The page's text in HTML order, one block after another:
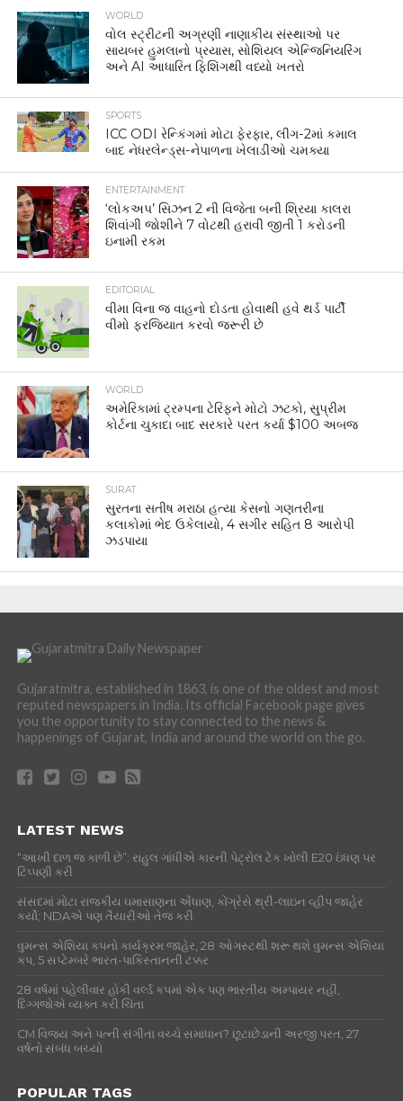
WORLD
વોલ સ્ટ્રીટની અગ્રણી નાણાકીય સંસ્થાઓ પર
સાયબર હુમલાનો પ્રયાસ, સોશિયલ એન્જિનિયરિંગ
અને AI આધારિત ફિશિંગથી વધ્યો ખતરો
SPORTS
ICC ODI રેન્કિંગમાં મોટા ફેરફાર, લીગ-2માં કમાલ
બાદ નેધરલેન્ડ્સ-નેપાળના ખેલાડીઓ ચમક્યા
ENTERTAINMENT
‘લોકઅપ’ સિઝન 2 ની વિજેતા બની શ્રિયા કાલરા
શિવાંગી જોશીને 7 વોટથી હરાવી જીતી 1 કરોડની
ઇનામી રકમ
EDITORIAL
વીમા વિના જ વાહનો દોડતા હોવાથી હવે થર્ડ પાર્ટી
વીમો ફરજિયાત કરવો જરૂરી છે
WORLD
અમેરિકામાં ટ્રમ્પના ટેરિફને મોટો ઝટકો, સુપ્રીમ
કોર્ટના ચુકાદા બાદ સરકારે પરત કર્યા $100 અબજ
SURAT
સુરતના સતીષ મરાઠા હત્યા કેસનો ગણતરીના
કલાકોમાં ભેદ ઉકેલાયો, 4 સગીર સહિત 8 આરોપી
ઝડપાયા
Gujaratmitra, established in 1863, is one of the oldest and most
reputed newspapers in India. Its official Facebook page gives
you the opportunity to stay connected to the news &
happenings of Gujarat, India and around the world on the go.
LATEST NEWS
“આખી દાળ જ કાળી છે”: રાહુલ ગાંધીએ કારની પેટ્રોલ ટેંક ખોલી E20 ઇંધણ પર
ટિપ્પણી કરી
સંસદમાં મોટા રાજકીય ઘમાસાણના એંધાણ, કોંગ્રેસે થ્રી-લાઇન વ્હીપ જાહેર
કર્યો; NDAએ પણ તૈયારીઓ તેજ કરી
વુમન્સ એશિયા કપનો કાર્યક્રમ જાહેર, 28 ઓગસ્ટથી શરૂ થશે વુમન્સ એશિયા
કપ, 5 સપ્ટેમ્બરે ભારત-પાકિસ્તાનની ટક્કર
28 વર્ષમાં પહેલીવાર હોકી વર્લ્ડ કપમાં એક પણ ભારતીય અમ્પાયર નહીં,
દિગ્ગજોએ વ્યક્ત કરી ચિંતા
CM વિજય અને પત્ની સંગીતા વચ્ચે સમાધાન? છૂટાછેડાની અરજી પરત, 27
વર્ષનો સંબંધ બચ્યો
POPULAR TAGS